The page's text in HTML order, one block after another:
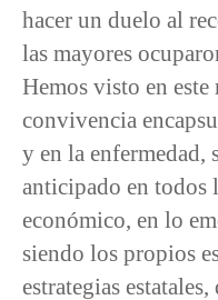
hacer un duelo al
las mayores
Hemos visto en
convivencia
y en la enfermedad,
anticipado en todos
económico, en lo
siendo los propios
estrategias estatales,